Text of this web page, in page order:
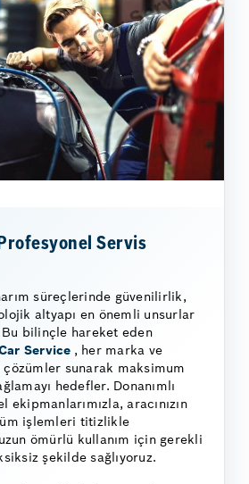
Servis
süreçlerinde güvenilirlik,
altyapı en önemli unsurlar
Bu bilinçle hareket eden
Service , her marka ve
sunarak maksimum
hedefler. Donanımlı
aracınızın
işlemleri titizlikle
ömürlü kullanım için gerekli
şekilde sağlıyoruz.